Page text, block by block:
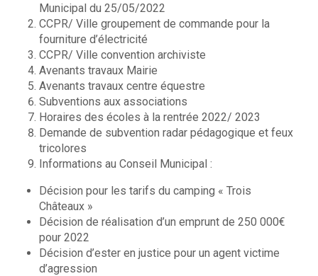
Municipal du 25/05/2022
CCPR/ Ville groupement de commande pour la
fourniture d’électricité
CCPR/ Ville convention archiviste
Avenants travaux Mairie
Avenants travaux centre équestre
Subventions aux associations
Horaires des écoles à la rentrée 2022/ 2023
Demande de subvention radar pédagogique et feux
tricolores
Informations au Conseil Municipal :
Décision pour les tarifs du camping « Trois
Châteaux »
Décision de réalisation d’un emprunt de 250 000€
pour 2022
Décision d’ester en justice pour un agent victime
d’agression